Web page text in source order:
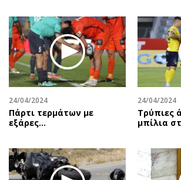
24/04/2024
Πάρτι τερμάτων με
εξάρες...
24/04/2024
Τρύπιες
μπίλια